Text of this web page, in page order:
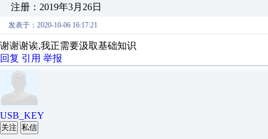
注册：2019年3月26日
发表于：2020-10-06 16:17:21
谢谢谢诶,我正需要汲取基础知识
回复 引用 举报
USB_KEY
关注 私信